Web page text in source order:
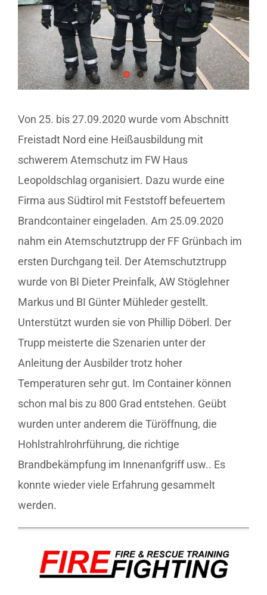
Von 25. bis 27.09.2020 wurde vom Abschnitt
Freistadt Nord eine Heißausbildung mit
schwerem Atemschutz im FW Haus
Leopoldschlag organisiert. Dazu wurde eine
Firma aus Südtirol mit Feststoff befeuertem
Brandcontainer eingeladen. Am 25.09.2020
nahm ein Atemschutztrupp der FF Grünbach im
ersten Durchgang teil. Der Atemschutztrupp
wurde von BI Dieter Preinfalk, AW Stöglehner
Markus und BI Günter Mühleder gestellt.
Unterstützt wurden sie von Phillip Döberl. Der
Trupp meisterte die Szenarien unter der
Anleitung der Ausbilder trotz hoher
Temperaturen sehr gut. Im Container können
schon mal bis zu 800 Grad entstehen. Geübt
wurden unter anderem die Türöffnung, die
Hohlstrahlrohrführung, die richtige
Brandbekämpfung im Innenanfgriff usw.. Es
konnte wieder viele Erfahrung gesammelt
werden.